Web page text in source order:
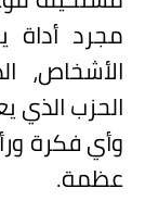
مجرد أداة
الأشخاص،
الحزب الذي
وأي فكرة
عظمة.